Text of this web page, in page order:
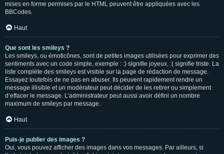
mises en forme permises par le HTML peuvent être appliquées avec les
BBCodes.
Haut
Que sont les smileys ?
Les smileys, ou émoticônes, sont de petites images utilisées pour exprimer des
sentiments avec un code simple, exemple : :) signifie joyeux, :( signifie triste. La
liste complète des smileys est visible sur la page de rédaction de message.
Essayez toutefois de ne pas en abuser. Ils peuvent rapidement rendre un
message illisible et un modérateur peut décider de les retirer ou simplement
d’effacer le message. L’administrateur peut aussi avoir défini un nombre
maximum de smileys par message.
Haut
Puis-je publier des images ?
Oui, vous pouvez afficher des images dans vos messages. Par ailleurs, si